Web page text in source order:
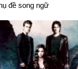
đề song ngữ